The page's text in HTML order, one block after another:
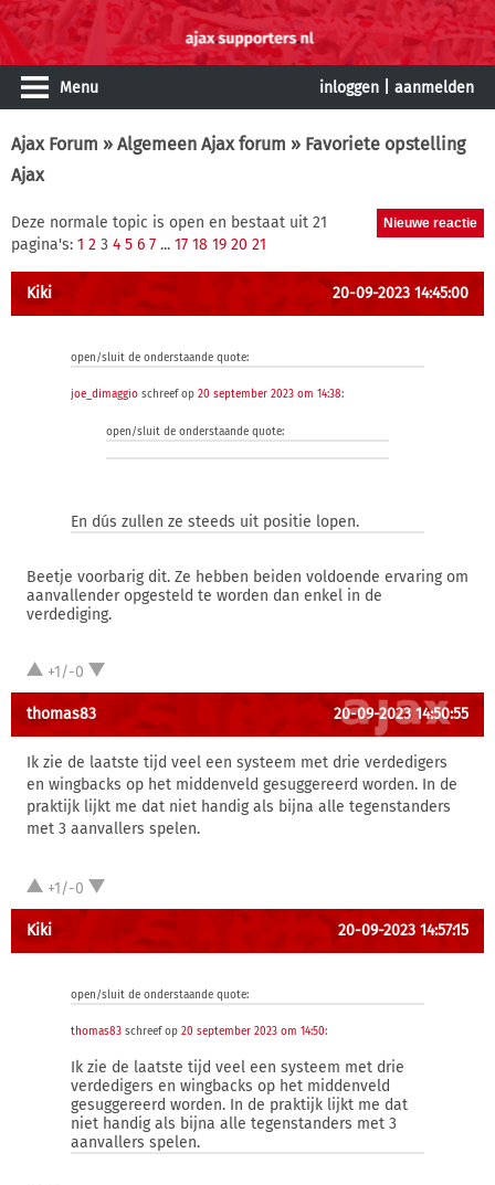
Menu inloggen aanmelden
Ajax Forum » Algemeen Ajax forum » Favoriete opstelling
Ajax
Deze normale topic is open en bestaat uit 21
pagina's: 1 2 3 4 5 6 7 ... 17 18 19 20 21
Kiki 20-09-2023 14:45:00
open/sluit de onderstaande quote:
joe_dimaggio schreef op 20 september 2023 om 14:38:
open/sluit de onderstaande quote:
En dús zullen ze steeds uit positie lopen.
Beetje voorbarig dit. Ze hebben beiden voldoende ervaring om
aanvallender opgesteld te worden dan enkel in de
verdediging.
+1/-0
thomas83 20-09-2023 14:50:55
Ik zie de laatste tijd veel een systeem met drie verdedigers
en wingbacks op het middenveld gesuggereerd worden. In de
praktijk lijkt me dat niet handig als bijna alle tegenstanders
met 3 aanvallers spelen.
+1/-0
Kiki 20-09-2023 14:57:15
open/sluit de onderstaande quote:
thomas83 schreef op 20 september 2023 om 14:50:
Ik zie de laatste tijd veel een systeem met drie
verdedigers en wingbacks op het middenveld
gesuggereerd worden. In de praktijk lijkt me dat
niet handig als bijna alle tegenstanders met 3
aanvallers spelen.